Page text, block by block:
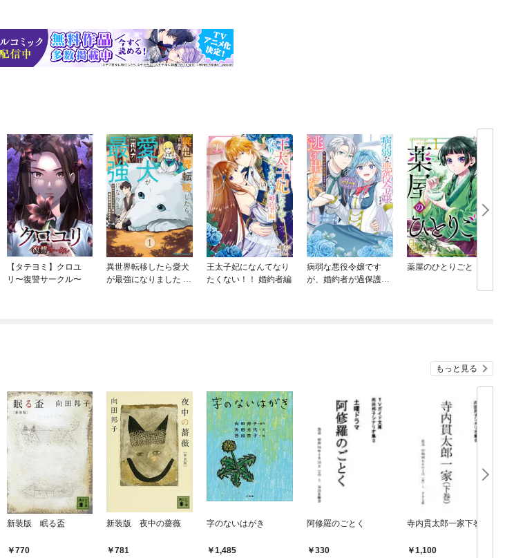
【タテヨミ】クロユ
リ〜復讐サークル〜
異世界転移したら愛犬
が最強になりました ～
王太子妃になんてなり
たくない！！ 婚約者編
病弱な悪役令嬢です
が、婚約者が過保護す
薬屋のひとりごと
もっと見る
新装版 眠る盃
770
新装版 夜中の薔薇
781
字のないはがき
1,485
阿修羅のごとく
330
寺内貫太郎一家下巻
1,100